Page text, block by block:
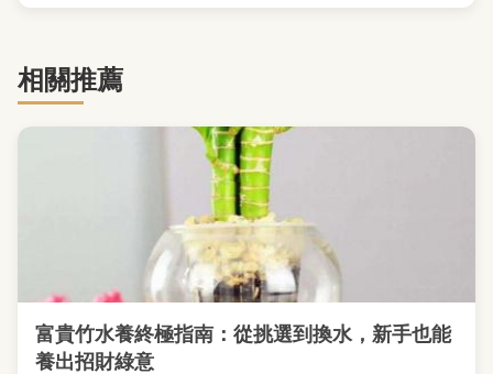
相關推薦
富貴竹水養終極指南：從挑選到換水，新手也能
養出招財綠意